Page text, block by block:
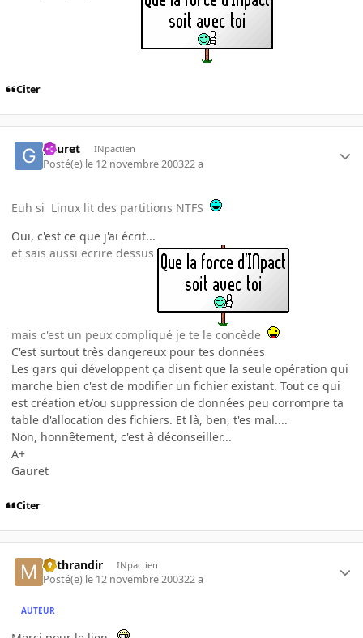
Citer
gauret INpactien
Posté(e) le 12 novembre 200322 a
Euh si Linux lit des partitions NTFS
Oui, c'est ce que j'ai écrit...
et sais aussi ecrire dessus
mais c'est un peux compliqué je te le concède
C'est surtout très dangereux pour tes données
Les gars qui développent ça disent que la seule opération qui
marche bien c'est de modifier un fichier existant. Tout ce qui
est création et/ou suppression de données peu corrompre ta
table d'allocation des fichiers. Et là, ben, t'es mal....
Non, honnêtement, c'est à déconseiller...
A+
Gauret
Citer
Mithrandir INpactien
Posté(e) le 12 novembre 200322 a
AUTEUR